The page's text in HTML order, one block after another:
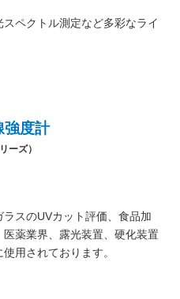
ペクトル測定など多彩なライ
強度計
ーズ）
スのUVカット評価、食品加
薬業界、露光装置、硬化装置
用されております。